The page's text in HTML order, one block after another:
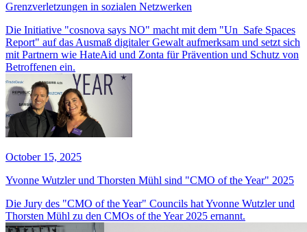
Grenzverletzungen in sozialen Netzwerken
Die Initiative "cosnova says NO" macht mit dem "Un_Safe Spaces
Report" auf das Ausmaß digitaler Gewalt aufmerksam und setzt sich
mit Partnern wie HateAid und Zonta für Prävention und Schutz von
Betroffenen ein.
October 15, 2025
Yvonne Wutzler und Thorsten Mühl sind "CMO of the Year" 2025
Die Jury des "CMO of the Year" Councils hat Yvonne Wutzler und
Thorsten Mühl zu den CMOs of the Year 2025 ernannt.